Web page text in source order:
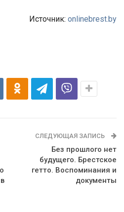
Источник: onlinebrest.by
СЛЕДУЮЩАЯ ЗАПИСЬ
Без прошлого нет
будущего. Брестское
гетто. Воспоминания и
документы